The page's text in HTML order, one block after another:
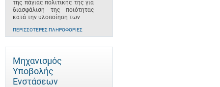
της πάγιας πολιτικής της για
διασφάλιση της ποιότητας
κατά την υλοποίηση των
ΠΕΡΙΣΣΌΤΕΡΕΣ ΠΛΗΡΟΦΟΡΊΕΣ
Μηχανισμός
Υποβολής
Ενστάσεων